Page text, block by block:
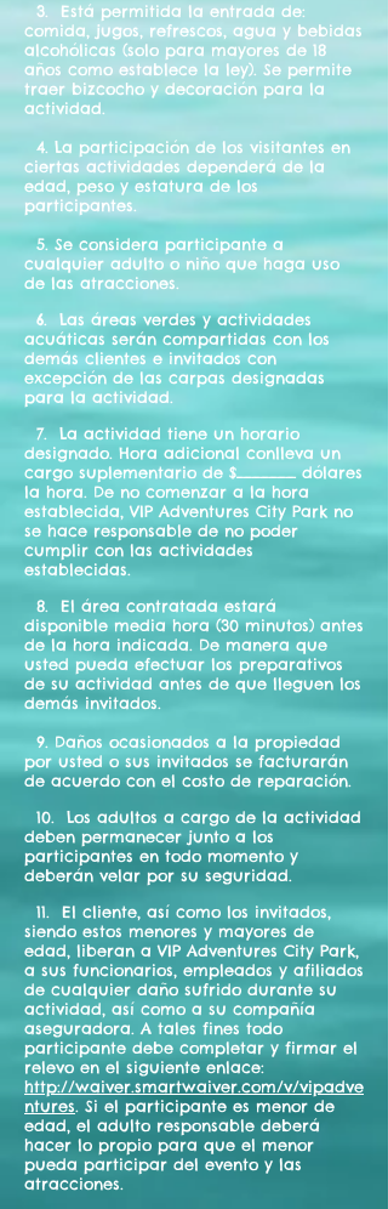
3. Está permitida la entrada de:
comida, jugos, refrescos, agua y bebidas
alcohólicas (solo para mayores de 18
años como establece la ley). Se permite
traer bizcocho y decoración para la
actividad.
4. La participación de los visitantes en
ciertas actividades dependerá de la
edad, peso y estatura de los
participantes.
5. Se considera participante a
cualquier adulto o niño que haga uso
de las atracciones.
6. Las áreas verdes y actividades
acuáticas serán compartidas con los
demás clientes e invitados con
excepción de las carpas designadas
para la actividad.
7. La actividad tiene un horario
designado. Hora adicional conlleva un
cargo suplementario de $_______ dólares
la hora. De no comenzar a la hora
establecida, VIP Adventures City Park no
se hace responsable de no poder
cumplir con las actividades
establecidas.
8. El área contratada estará
disponible media hora (30 minutos) antes
de la hora indicada. De manera que
usted pueda efectuar los preparativos
de su actividad antes de que lleguen los
demás invitados.
9. Daños ocasionados a la propiedad
por usted o sus invitados se facturarán
de acuerdo con el costo de reparación.
10. Los adultos a cargo de la actividad
deben permanecer junto a los
participantes en todo momento y
deberán velar por su seguridad.
11. El cliente, así como los invitados,
siendo estos menores y mayores de
edad, liberan a VIP Adventures City Park,
a sus funcionarios, empleados y afiliados
de cualquier daño sufrido durante su
actividad, así como a su compañía
aseguradora. A tales fines todo
participante debe completar y firmar el
relevo en el siguiente enlace:
http://waiver.smartwaiver.com/v/vipadve
ntures. Si el participante es menor de
edad, el adulto responsable deberá
hacer lo propio para que el menor
pueda participar del evento y las
atracciones.